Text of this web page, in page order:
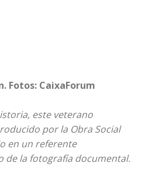
Fotos: CaixaForum
este veterano
por la Obra Social
en un referente
de la fotografía documental.